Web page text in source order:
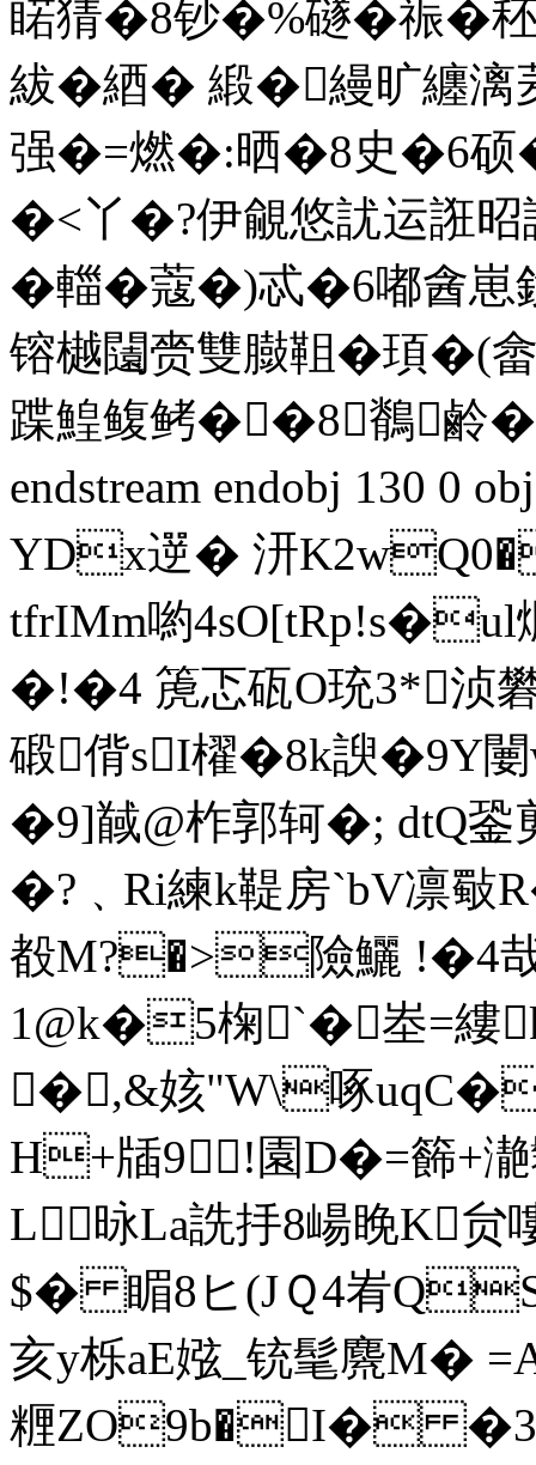
睰猜�8钞�%礈�祳�
紱�綇� 緞�縵旷纏漓
强�=燃�:晒�8史�6
�<丫�?伊覦悠訧运誑昭
�輺�蔻�)忒�6嘟酓
镕樾闧赍雙臌靻�頊�(
蹀鰉鳆鲓��8鶺鹷
endstream endobj 130 0
YDx遻� 汧
tfrIMm喲4sO[tRp!s�ul
�!�4 箎忑砙O珫3*浈礬
碫偝sI櫂�8k諛�9Y闄
�9]馘@柞郭轲�; dtQ銎
�?﹑Ri練k鞮房`bV凛
殾 M?�>險鱺 !�4
1@k�5椈`�峚=縷
�,&姟"W\啄
H+牐9!園D�=籂+濪
L昹La詵抙8崵睌K贠
$� 睸8ヒ(JＱ4峟QS
亥y栎aE娹_铳髦麍M�
糎ZO9b�I� �3